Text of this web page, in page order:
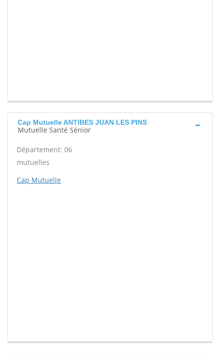
Cap Mutuelle ANTIBES JUAN LES PINS
Mutuelle Santé Sénior
Département: 06
mutuelles
Cap Mutuelle